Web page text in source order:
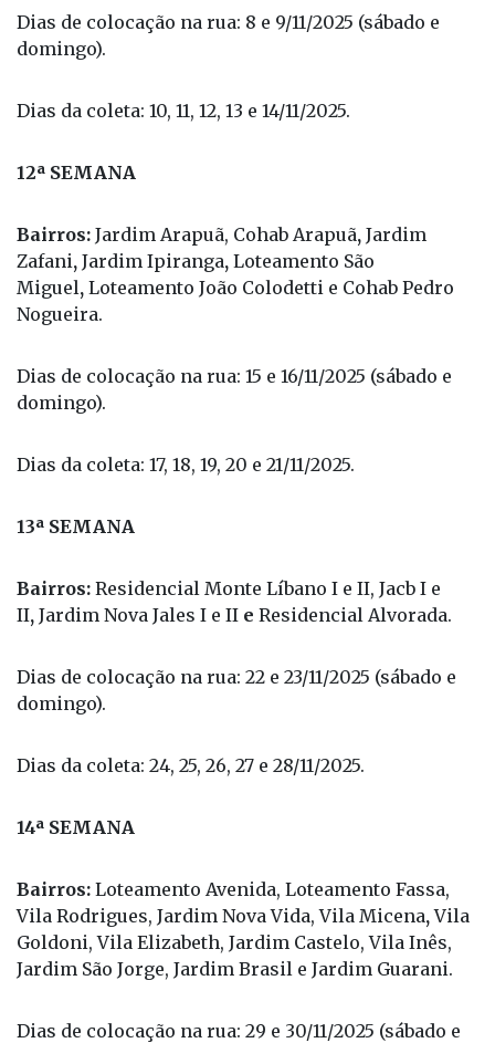
Dias de colocação na rua: 8 e 9/11/2025 (sábado e
domingo).
Dias da coleta: 10, 11, 12, 13 e 14/11/2025.
12ª SEMANA
Bairros: Jardim Arapuã, Cohab Arapuã, Jardim
Zafani, Jardim Ipiranga, Loteamento São
Miguel, Loteamento João Colodetti e Cohab Pedro
Nogueira.
Dias de colocação na rua: 15 e 16/11/2025 (sábado e
domingo).
Dias da coleta: 17, 18, 19, 20 e 21/11/2025.
13ª SEMANA
Bairros: Residencial Monte Líbano I e II, Jacb I e
II, Jardim Nova Jales I e II e Residencial Alvorada.
Dias de colocação na rua: 22 e 23/11/2025 (sábado e
domingo).
Dias da coleta: 24, 25, 26, 27 e 28/11/2025.
14ª SEMANA
Bairros: Loteamento Avenida, Loteamento Fassa,
Vila Rodrigues, Jardim Nova Vida, Vila Micena,Vila
Goldoni, Vila Elizabeth, Jardim Castelo, Vila Inês,
Jardim São Jorge, Jardim Brasil e Jardim Guarani.
Dias de colocação na rua: 29 e 30/11/2025 (sábado e